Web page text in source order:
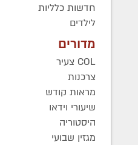
חדשות כלליות
לילדים
מדורים
COL צעיר
צרכנות
מראות קודש
שיעורי וידאו
היסטוריה
מגזין שבועי